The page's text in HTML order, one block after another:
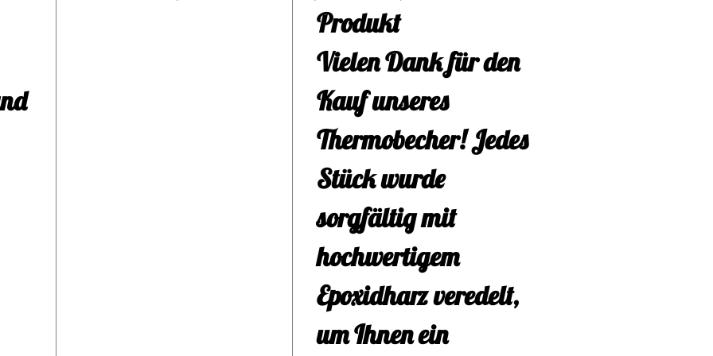
am Tag zu
trinken. Mit einem
Fassungsvermögen
von 600 ml ist sie
ideal für Kaffee, Tee
oder andere
Getränke. Jeder
Thermobecher ist ein
Produkt
Vielen Dank für den
Kauf unseres
Thermobecher! Jedes
Stück wurde
sorgfältig mit
hochwertigem
Epoxidharz veredelt,
um Ihnen ein